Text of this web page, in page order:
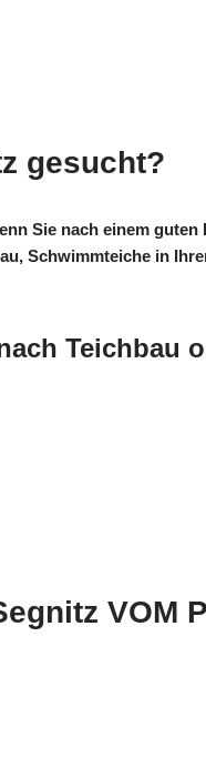
gesucht?
Sie nach einem
Schwimmteiche in
Teichbau
VOM